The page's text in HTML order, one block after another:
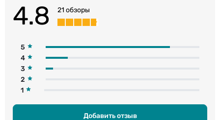
4.8 21 обзоры
5
4
3
2
1
Добавить отзыв